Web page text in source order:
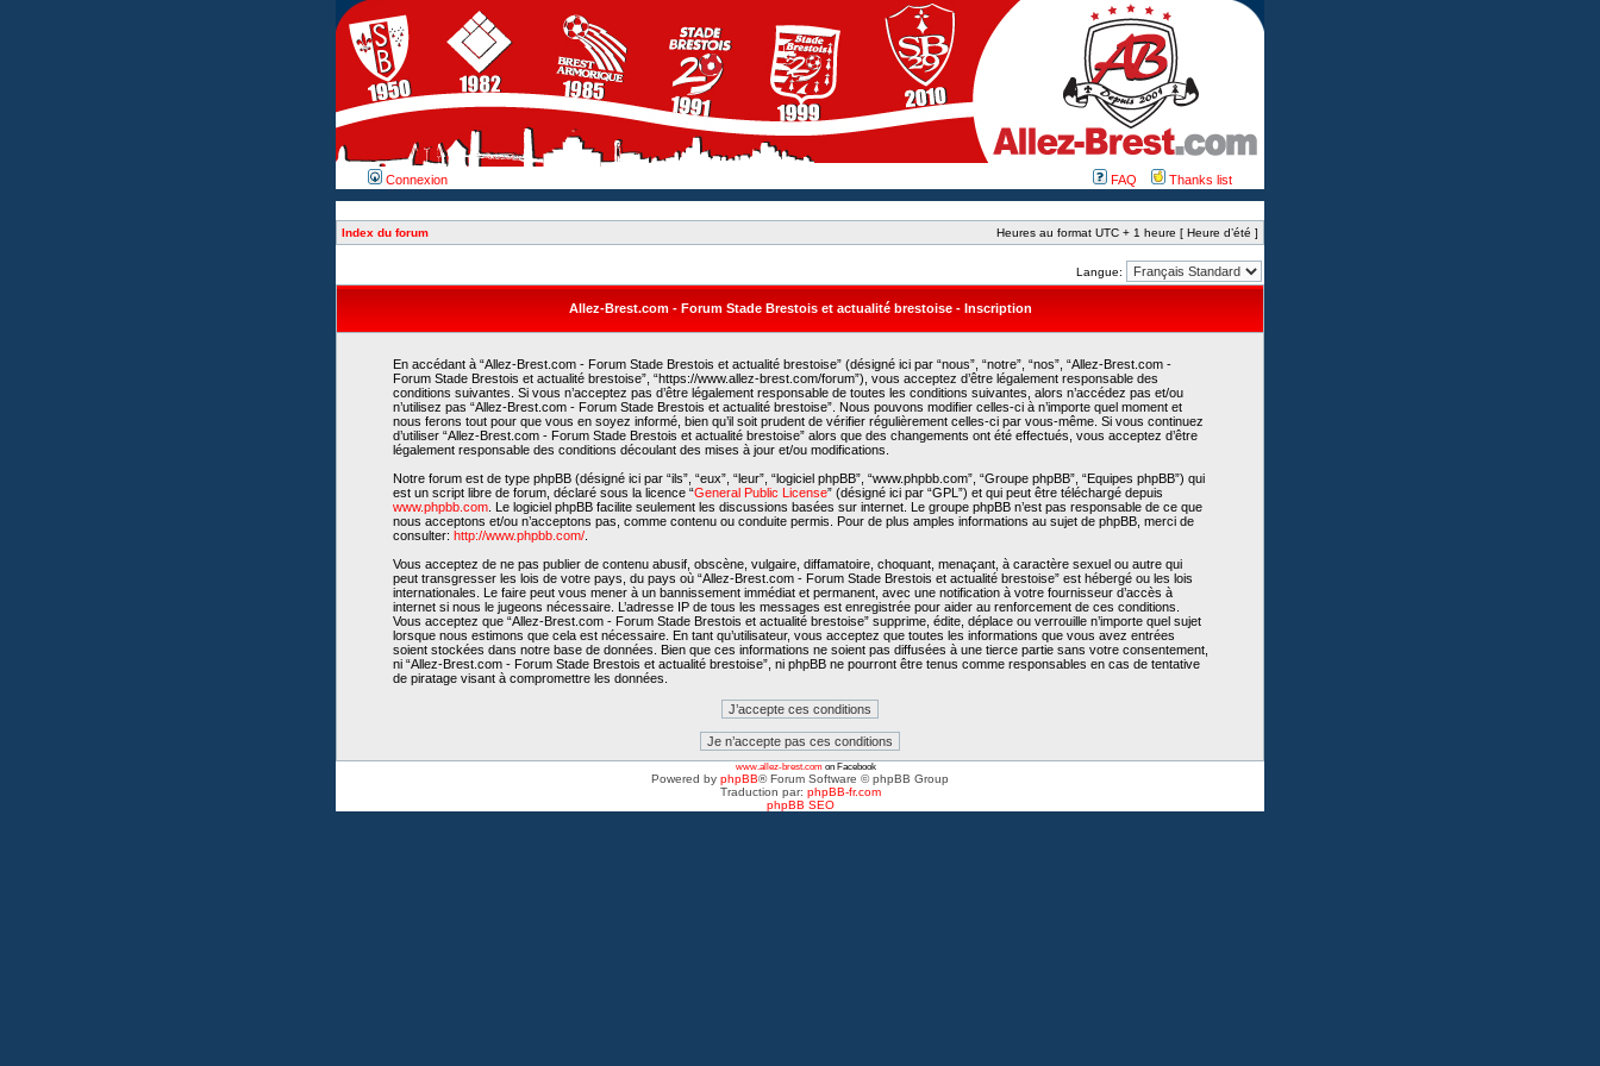
Connexion FAQ Thanks list
Index du forum Heures au format UTC + 1 heure [ Heure d’été ]
Langue:
Allez-Brest.com - Forum Stade Brestois et actualité brestoise - Inscription
En accédant à “Allez-Brest.com - Forum Stade Brestois et actualité brestoise” (désigné ici par “nous”, “notre”, “nos”, “Allez-Brest.com -
Forum Stade Brestois et actualité brestoise”, “https://www.allez-brest.com/forum”), vous acceptez d’être légalement responsable des
conditions suivantes. Si vous n’acceptez pas d’être légalement responsable de toutes les conditions suivantes, alors n’accédez pas et/ou
n’utilisez pas “Allez-Brest.com - Forum Stade Brestois et actualité brestoise”. Nous pouvons modifier celles-ci à n’importe quel moment et
nous ferons tout pour que vous en soyez informé, bien qu’il soit prudent de vérifier régulièrement celles-ci par vous-même. Si vous continuez
d’utiliser “Allez-Brest.com - Forum Stade Brestois et actualité brestoise” alors que des changements ont été effectués, vous acceptez d’être
légalement responsable des conditions découlant des mises à jour et/ou modifications.
Notre forum est de type phpBB (désigné ici par “ils”, “eux”, “leur”, “logiciel phpBB”, “www.phpbb.com”, “Groupe phpBB”, “Equipes phpBB”) qui
est un script libre de forum, déclaré sous la licence “General Public License” (désigné ici par “GPL”) et qui peut être téléchargé depuis
www.phpbb.com. Le logiciel phpBB facilite seulement les discussions basées sur internet. Le groupe phpBB n’est pas responsable de ce que
nous acceptons et/ou n’acceptons pas, comme contenu ou conduite permis. Pour de plus amples informations au sujet de phpBB, merci de
consulter: http://www.phpbb.com/.
Vous acceptez de ne pas publier de contenu abusif, obscène, vulgaire, diffamatoire, choquant, menaçant, à caractère sexuel ou autre qui
peut transgresser les lois de votre pays, du pays où “Allez-Brest.com - Forum Stade Brestois et actualité brestoise” est hébergé ou les lois
internationales. Le faire peut vous mener à un bannissement immédiat et permanent, avec une notification à votre fournisseur d’accès à
internet si nous le jugeons nécessaire. L’adresse IP de tous les messages est enregistrée pour aider au renforcement de ces conditions.
Vous acceptez que “Allez-Brest.com - Forum Stade Brestois et actualité brestoise” supprime, édite, déplace ou verrouille n’importe quel sujet
lorsque nous estimons que cela est nécessaire. En tant qu’utilisateur, vous acceptez que toutes les informations que vous avez entrées
soient stockées dans notre base de données. Bien que ces informations ne soient pas diffusées à une tierce partie sans votre consentement,
ni “Allez-Brest.com - Forum Stade Brestois et actualité brestoise”, ni phpBB ne pourront être tenus comme responsables en cas de tentative
de piratage visant à compromettre les données.
www.allez-brest.com on Facebook
Powered by phpBB® Forum Software © phpBB Group
Traduction par: phpBB-fr.com
phpBB SEO